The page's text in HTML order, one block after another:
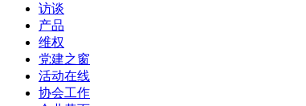
访谈
产品
维权
党建之窗
活动在线
协会工作